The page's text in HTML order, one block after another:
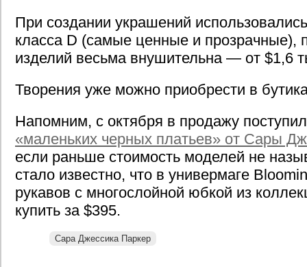
При создании украшений
класса D (самые ценные и прозрачные),
изделий весьма внушительна — от $1,6
Творения уже можно приобрести в
Напомним, с октября в продажу
«маленьких черных платьев» от Сары
если раньше стоимость моделей не
стало известно, что в универмаге
рукавов с многослойной юбкой из
купить за $395.
Сара Джессика Паркер